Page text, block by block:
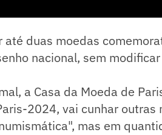
em tempo real as
duas moedas
nacional, sem
a Casa da Moeda de
2024, vai cunhar outras
mas em